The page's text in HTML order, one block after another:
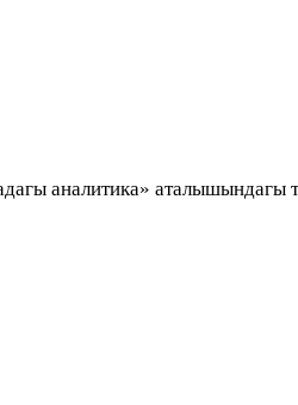
аналитика» аталышындагы